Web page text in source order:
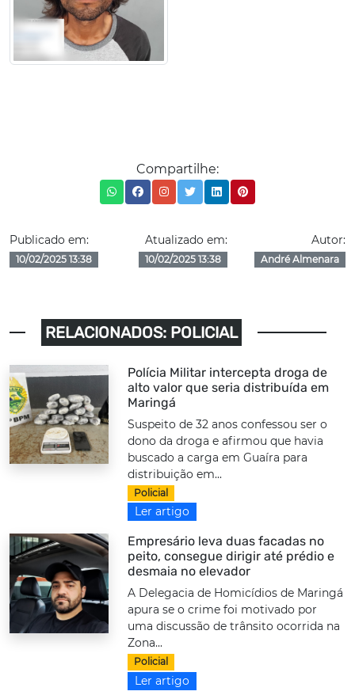
Compartilhe:
Publicado em:
10/02/2025 13:38
Atualizado em:
10/02/2025 13:38
Autor:
André Almenara
RELACIONADOS: POLICIAL
Polícia Militar intercepta droga de
alto valor que seria distribuída em
Maringá
Suspeito de 32 anos confessou ser o
dono da droga e afirmou que havia
buscado a carga em Guaíra para
distribuição em...
Policial
Ler artigo
Empresário leva duas facadas no
peito, consegue dirigir até prédio e
desmaia no elevador
A Delegacia de Homicídios de Maringá
apura se o crime foi motivado por
uma discussão de trânsito ocorrida na
Zona...
Policial
Ler artigo